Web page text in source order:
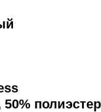
50% полиэстер